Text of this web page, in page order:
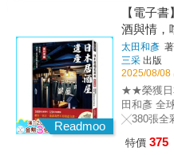
突，或表
記憶。」
的臺灣記
是宇宙的
▍本書特色
化賞」受
陳玉箴新
庭餐桌，
人的家族
特徵★馬
也熟知的
類別、誕
餡、醬汁
甜點小常
的馬卡龍
甜點模型
by step甜
躍欲試提
浮現的，
Readmoo
【電子
酒與情，
手寫語錄
太田和彥 著
三采 出版
2025/08/08
★★榮獲日
田和彥 全
╳380張全
格相對合
特價 375